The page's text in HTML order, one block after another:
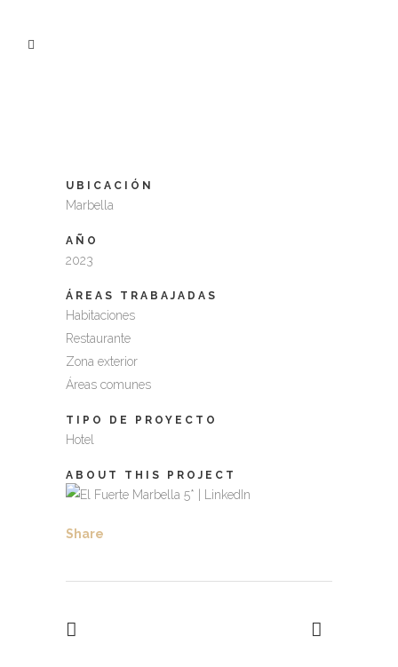
UBICACIÓN
Marbella
AÑO
2023
ÁREAS TRABAJADAS
Habitaciones
Restaurante
Zona exterior
Áreas comunes
TIPO DE PROYECTO
Hotel
ABOUT THIS PROJECT
Share